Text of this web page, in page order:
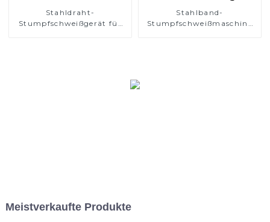
Stahldraht-
Stumpfschweißgerät für
Stahlband-
Stumpfschweißmaschine
Meistverkaufte Produkte